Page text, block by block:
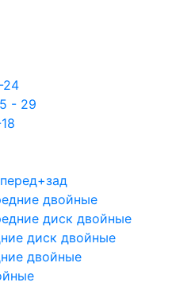
24
- 29
двойные
диск двойные
диск двойные
двойные